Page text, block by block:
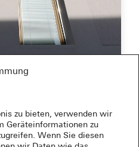
zu bieten, verwenden wir
Geräteinformationen zu
Wenn Sie diesen